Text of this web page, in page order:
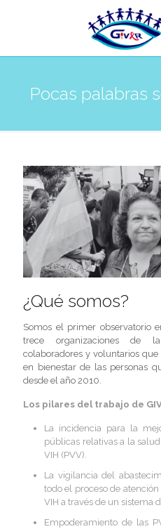
Pocas palabras
¿Qué somos?
Somos el primer observatorio
trece organizaciones de
colaboradores y voluntarios
en bienestar de las personas
desde el año 2010.
Los pilares del trabajo de
La incidencia para la
públicas relativas a la
VIH (PVV).
La vigilancia del
todo el proceso de
VIH a través de un sistema
Empoderamiento de las